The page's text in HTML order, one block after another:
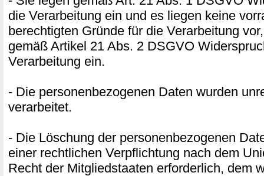
die Verarbeitung ein und es liegen keine
berechtigten Gründe für die Verarbeitung
gemäß Artikel 21 Abs. 2 DSGVO
Verarbeitung ein.
- Die personenbezogenen Daten wurden
verarbeitet.
- Die Löschung der personenbezogenen
einer rechtlichen Verpflichtung nach dem
Recht der Mitgliedstaaten erforderlich, dem